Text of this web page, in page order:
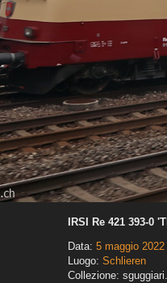
IRSI Re 421 393-0
Data: 5 maggio 2022
Luogo: Schlieren
Collezione: